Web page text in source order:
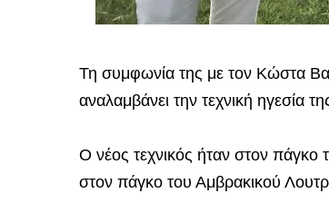
Τη συμφωνία της με τον Κώστα
αναλαμβάνει την τεχνική ηγεσία
Ο νέος τεχνικός ήταν στον
στον πάγκο του Αμβρακικού